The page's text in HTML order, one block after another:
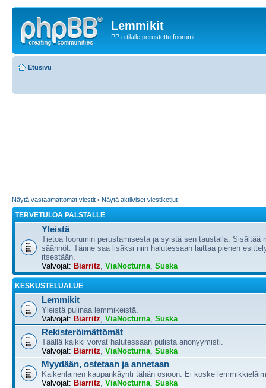
Lemmikit
PP:n tilalle perustettu foorumi
Etusivu
Näytä vastaamattomat viestit • Näytä aktiiviset viestiketjut
TERVETULOA PALSTALLE
Yleistä
Tietoa foorumin perustamisesta ja syistä sen taustalla. Sisältää
säännöt. Tänne saa lisäksi niin halutessaan laittaa pienen
itsestään.
Valvojat: Biarritz, ViaNocturna, Suska
KESKUSTELUALUE
Lemmikit
Yleistä pulinaa lemmikeistä.
Valvojat: Biarritz, ViaNocturna, Suska
Rekisteröimättömät
Täällä kaikki voivat halutessaan pulista anonyymisti.
Valvojat: Biarritz, ViaNocturna, Suska
Myydään, ostetaan ja annetaan
Kaikenlainen kaupankäynti tähän osioon. Ei koske
Valvojat: Biarritz, ViaNocturna, Suska